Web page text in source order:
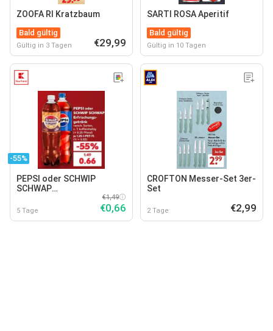
ZOOFA RI Kratzbaum
Bald gültig
Gültig in 3 Tagen €29,99
SARTI ROSA Aperitif
Bald gültig
Gültig in 10 Tagen
-55%
PEPSI oder SCHWIP
SCHWAP
5 Tage
€1,49
€0,66
CROFTON Messer-Set 3er-
Set
2 Tage €2,99